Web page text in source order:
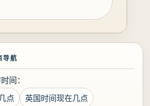
导航
间：
点
英国时间现在几点